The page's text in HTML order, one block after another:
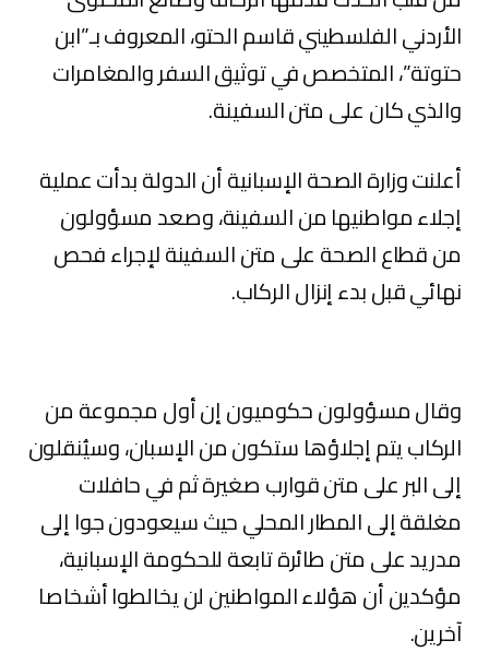
الأردني الفلسطيني قاسم الحتو، المعروف بـ”ابن
حتوتة”، المتخصص في توثيق السفر والمغامرات
والذي كان على متن السفينة.
أعلنت ⁠⁠وزارة الصحة ⁠⁠الإسبانية أن الدولة بدأت عملية
إجلاء مواطنيها ⁠⁠من السفينة، وصعد مسؤولون
من قطاع الصحة على متن السفينة لإجراء فحص
نهائي قبل بدء إنزال الركاب.
وقال مسؤولون حكوميون إن ⁠⁠أول مجموعة من
⁠⁠الركاب يتم إجلاؤها ستكون من الإسبان، وسيُنقلون
إلى البر على ⁠⁠متن قوارب صغيرة ثم ⁠⁠في حافلات
مغلقة إلى ⁠⁠المطار المحلي حيث سيعودون جوا إلى
مدريد على متن طائرة ‌‌تابعة للحكومة الإسبانية،
مؤكدين أن هؤلاء المواطنين لن يخالطوا ‌‌أشخاصا
‌‌آخرين.